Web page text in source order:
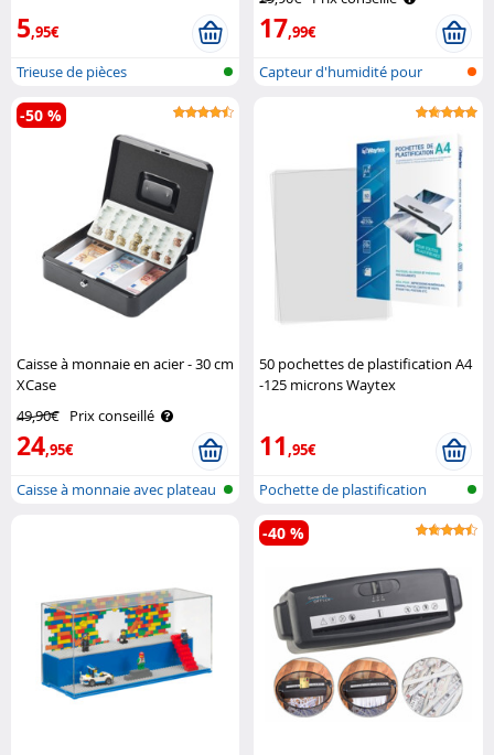
5,95€
Trieuse de pièces
17,99€
Capteur d'humidité pour
Caisse à monnaie en acier - 30 cm
XCase
49,90€ Prix conseillé
24,95€
-50 %
Caisse à monnaie avec plateau
50 pochettes de plastification A4
-125 microns Waytex
11,95€
Pochette de plastification
-40 %